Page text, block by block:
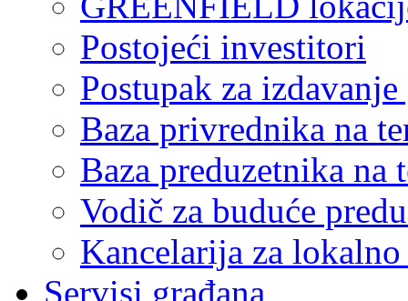
Postojeći investitori
Postupak za
Baza privrednika na
Baza preduzetnika
Vodič za buduće
Kancelarija za
Servisi građana